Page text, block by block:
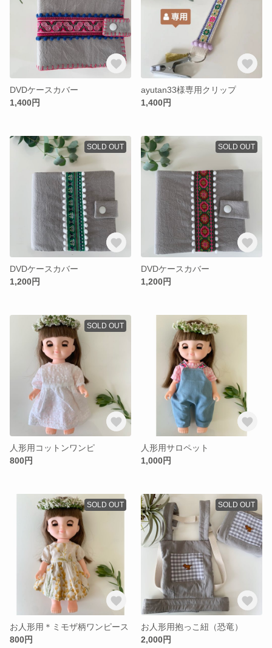
DVDケースカバー
1,400円
ayutan33様専用クリップ
1,400円
SOLD OUT
DVDケースカバー
1,200円
SOLD OUT
DVDケースカバー
1,200円
SOLD OUT
人形用コットンワンピ
800円
人形用サロペット
1,000円
SOLD OUT
お人形用＊ミモザ柄ワンピース
800円
SOLD OUT
お人形用抱っこ紐（恐竜）
2,000円